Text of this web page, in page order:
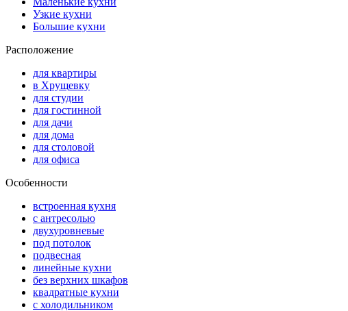
Узкие кухни
Большие кухни
Расположение
для квартиры
в Хрущевку
для студии
для гостинной
для дачи
для дома
для столовой
для офиса
Особенности
встроенная кухня
с антресолью
двухуровневые
под потолок
подвесная
линейные кухни
без верхних шкафов
квадратные кухни
с холодильником